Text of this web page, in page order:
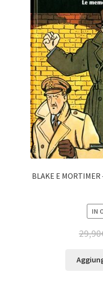
BLAKE E MORTIMER
IN
29,90